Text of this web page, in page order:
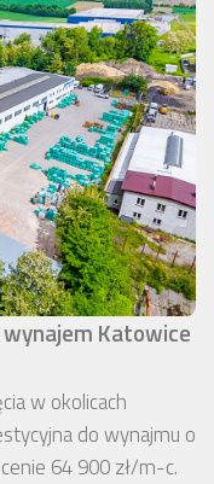
Katowice
w okolicach
do wynajmu o
64 900 zł/m-c.